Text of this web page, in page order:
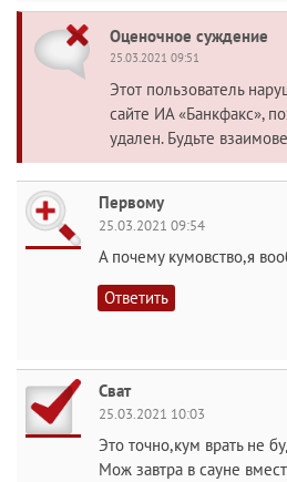
Оценочное суждение
25.03.2021 09:51
Этот пользователь
сайте ИА «Банкфакс»,
удален. Будьте
Первому
25.03.2021 09:54
А почему кумовство,я
Ответить
Сват
25.03.2021 10:03
Это точно,кум врать не
Мож завтра в сауне